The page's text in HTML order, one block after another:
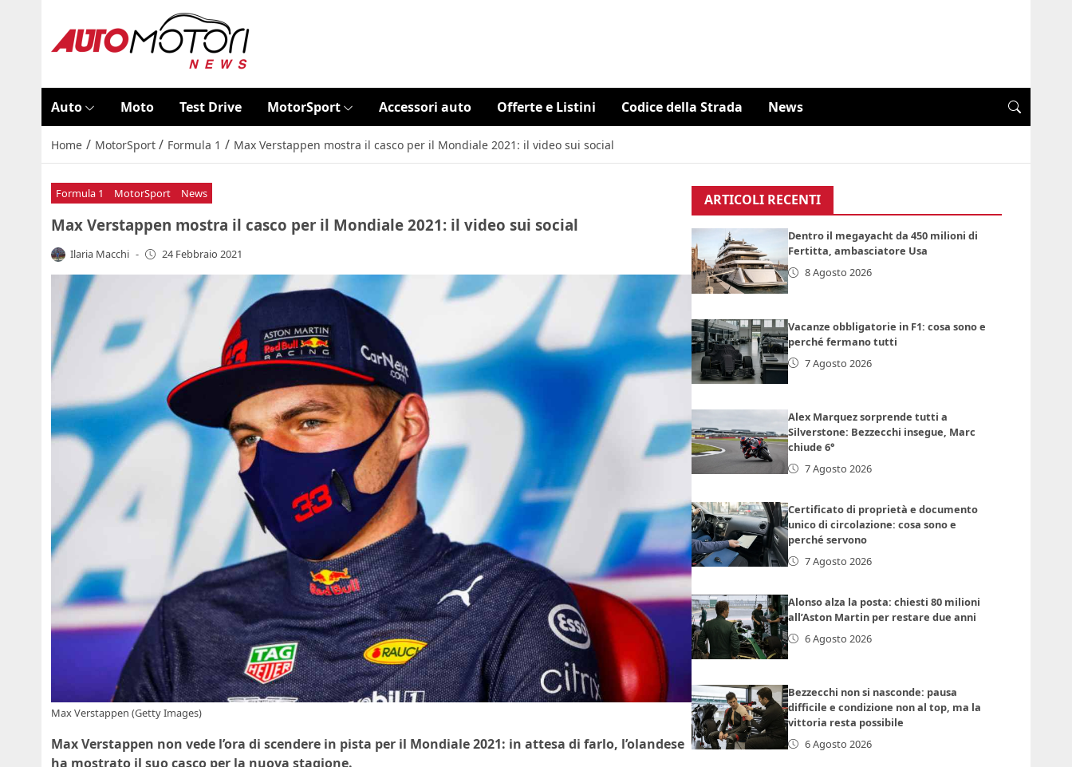
Auto Moto Test Drive MotorSport Accessori auto Offerte e Listini Codice della Strada News
Home / MotorSport / Formula 1 / Max Verstappen mostra il casco per il Mondiale 2021: il video sui social
Formula 1 MotorSport News
Max Verstappen mostra il casco per il Mondiale 2021: il video sui social
Ilaria Macchi - 24 Febbraio 2021
Max Verstappen (Getty Images)
Max Verstappen non vede l’ora di scendere in pista per il Mondiale 2021: in attesa di farlo, l’olandese
ha mostrato il suo casco per la nuova stagione.
ARTICOLI RECENTI
Dentro il megayacht da 450 milioni di
Fertitta, ambasciatore Usa
8 Agosto 2026
Vacanze obbligatorie in F1: cosa sono e
perché fermano tutti
7 Agosto 2026
Alex Marquez sorprende tutti a
Silverstone: Bezzecchi insegue, Marc
chiude 6°
7 Agosto 2026
Certificato di proprietà e documento
unico di circolazione: cosa sono e
perché servono
7 Agosto 2026
Alonso alza la posta: chiesti 80 milioni
all’Aston Martin per restare due anni
6 Agosto 2026
Bezzecchi non si nasconde: pausa
difficile e condizione non al top, ma la
vittoria resta possibile
6 Agosto 2026